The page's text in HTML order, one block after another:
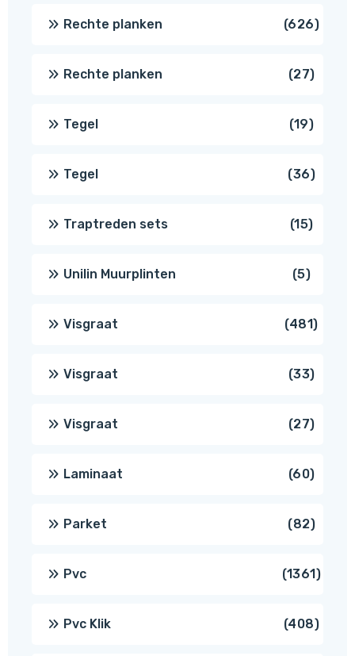
Rechte planken 626626
Rechte planken 2727
Tegel 1919
Tegel 3636
Traptreden sets 1515
Unilin Muurplinten 55
Visgraat 481481
Visgraat 3333
Visgraat 2727
Laminaat 6060
Parket 8282
Pvc 13611361
Pvc Klik 408408